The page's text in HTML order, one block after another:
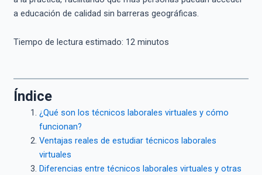
a educación de calidad sin barreras geográficas.
Tiempo de lectura estimado: 12minutos
Índice
¿Qué son los técnicos laborales virtuales y cómo
funcionan?
Ventajas reales de estudiar técnicos laborales
virtuales
Diferencias entre técnicos laborales virtuales y otras